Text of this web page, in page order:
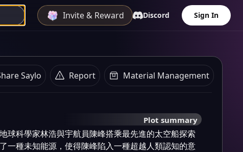
Invite & Reward Discord Sign In
Saylo Report Material Management
Plot summary
球科學家林浩與宇航員陳峰搭乘最先進的太空船探索
一種未知能源，使得陳峰陷入一種超越人類認知的意